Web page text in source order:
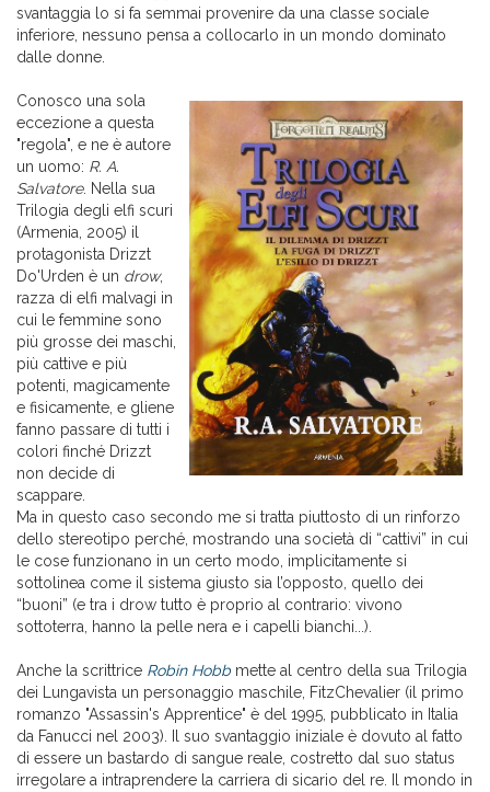
svantaggia lo si fa semmai provenire da una classe sociale
inferiore, nessuno pensa a collocarlo in un mondo dominato
dalle donne.
Conosco una sola
eccezione a questa
"regola", e ne è autore
un uomo: R. A.
Salvatore. Nella sua
Trilogia degli elfi scuri
(Armenia, 2005) il
protagonista Drizzt
Do'Urden è un drow,
razza di elfi malvagi in
cui le femmine sono
più grosse dei maschi,
più cattive e più
potenti, magicamente
e fisicamente, e gliene
fanno passare di tutti i
colori finché Drizzt
non decide di
scappare.
Ma in questo caso secondo me si tratta piuttosto di un rinforzo
dello stereotipo perché, mostrando una società di “cattivi” in cui
le cose funzionano in un certo modo, implicitamente si
sottolinea come il sistema giusto sia l’opposto, quello dei
“buoni” (e tra i drow tutto è proprio al contrario: vivono
sottoterra, hanno la pelle nera e i capelli bianchi...).
Anche la scrittrice Robin Hobb mette al centro della sua Trilogia
dei Lungavista un personaggio maschile, FitzChevalier (il primo
romanzo "Assassin's Apprentice" è del 1995, pubblicato in Italia
da Fanucci nel 2003). Il suo svantaggio iniziale è dovuto al fatto
di essere un bastardo di sangue reale, costretto dal suo status
irregolare a intraprendere la carriera di sicario del re. Il mondo in